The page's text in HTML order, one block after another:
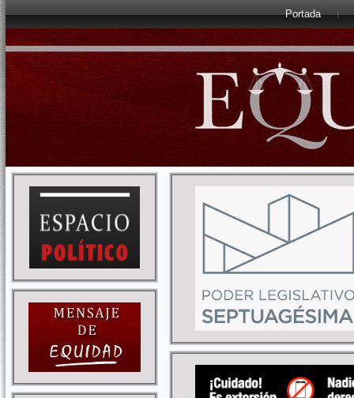
Portada